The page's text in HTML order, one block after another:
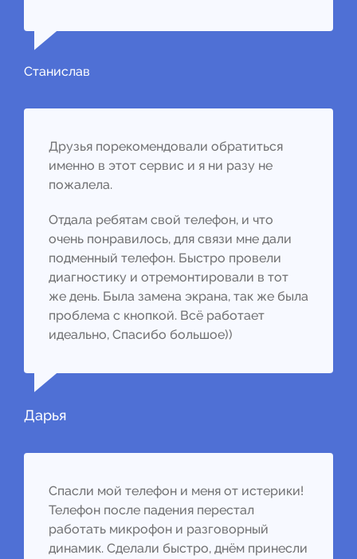
Станислав
Друзья порекомендовали обратиться
именно в этот сервис и я ни разу не
пожалела.
Отдала ребятам свой телефон, и что
очень понравилось, для связи мне дали
подменный телефон. Быстро провели
диагностику и отремонтировали в тот
же день. Была замена экрана, так же была
проблема с кнопкой. Всё работает
идеально, Спасибо большое))
Дарья
Спасли мой телефон и меня от истерики!
Телефон после падения перестал
работать микрофон и разговорный
динамик. Сделали быстро, днём принесли